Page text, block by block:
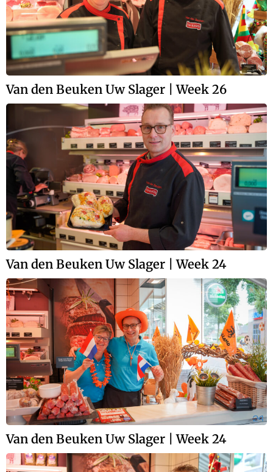
Van den Beuken Uw Slager | Week 26
Van den Beuken Uw Slager | Week 24
Van den Beuken Uw Slager | Week 24